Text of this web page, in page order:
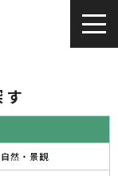
自然・景観